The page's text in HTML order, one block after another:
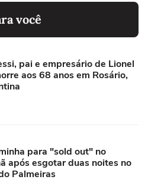
você
pai e empresário de Lionel
aos 68 anos em Rosário,
para "sold out" no
após esgotar duas noites no
Palmeiras